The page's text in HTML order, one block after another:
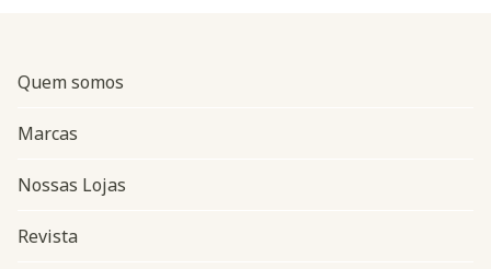
Quem somos
Marcas
Nossas Lojas
Revista